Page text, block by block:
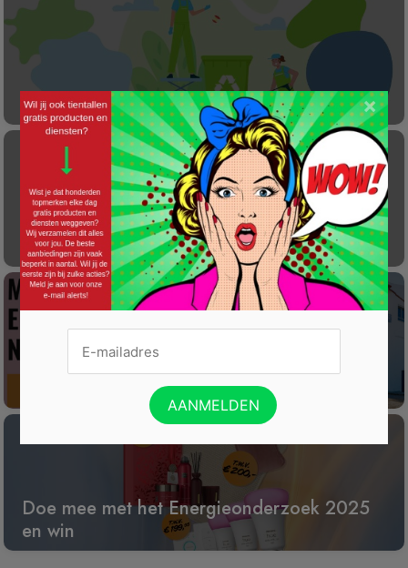
Laat éénmalig GRATIS je container reinigen
Gratis Princess elektrische kachel t.w.v. €
100
Win een wijnreis naar Spanje
Doe mee met het Energieonderzoek 2025
en win
×